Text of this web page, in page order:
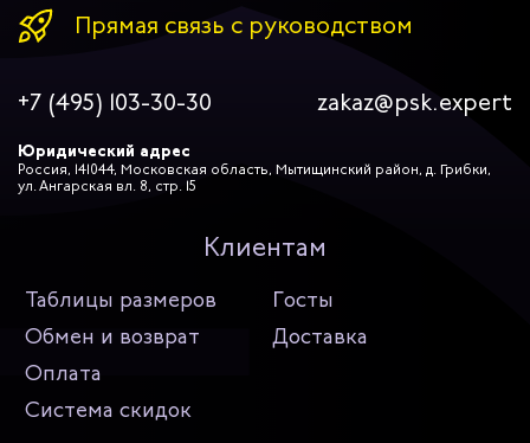
Прямая связь с руководством
+7 (495) 103-30-30 zakaz@psk.expert
Юридический адрес
Россия, 141044, Московская область, Мытищинский район, д. Грибки,
ул. Ангарская вл. 8, стр. 15
Клиентам
Таблицы размеров
Госты
Обмен и возврат
Доставка
Оплата
Система скидок